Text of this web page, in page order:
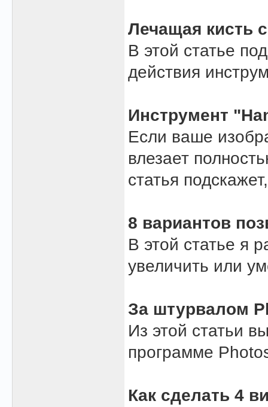
Лечащая кисть
В этой статье
действия
Инструмент
Если ваше
влезает
статья
8 вариантов
В этой статье я
увеличить или
За штурвалом
Из этой статьи
программе
Как сделать 4